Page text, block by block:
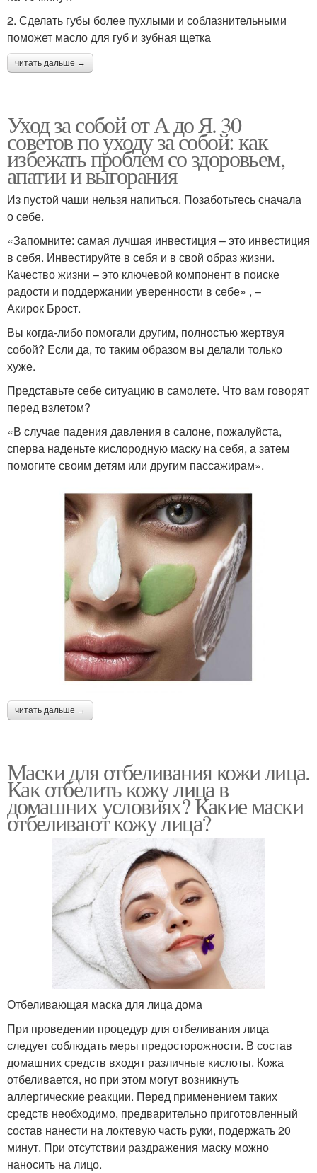
2. Сделать губы более пухлыми и соблазнительными
поможет масло для губ и зубная щетка
читать дальше →
Уход за собой от А до Я. 30
советов по уходу за собой: как
избежать проблем со здоровьем,
апатии и выгорания
Из пустой чаши нельзя напиться. Позаботьтесь сначала
о себе.
«Запомните: самая лучшая инвестиция – это инвестиция
в себя. Инвестируйте в себя и в свой образ жизни.
Качество жизни – это ключевой компонент в поиске
радости и поддержании уверенности в себе» , –
Акирок Брост.
Вы когда-либо помогали другим, полностью жертвуя
собой? Если да, то таким образом вы делали только
хуже.
Представьте себе ситуацию в самолете. Что вам говорят
перед взлетом?
«В случае падения давления в салоне, пожалуйста,
сперва наденьте кислородную маску на себя, а затем
помогите своим детям или другим пассажирам».
читать дальше →
Маски для отбеливания кожи лица.
Как отбелить кожу лица в
домашних условиях? Какие маски
отбеливают кожу лица?
Отбеливающая маска для лица дома
При проведении процедур для отбеливания лица
следует соблюдать меры предосторожности. В состав
домашних средств входят различные кислоты. Кожа
отбеливается, но при этом могут возникнуть
аллергические реакции. Перед применением таких
средств необходимо, предварительно приготовленный
состав нанести на локтевую часть руки, подержать 20
минут. При отсутствии раздражения маску можно
наносить на лицо.